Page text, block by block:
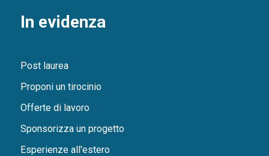
In evidenza
Post laurea
Proponi un tirocinio
Offerte di lavoro
Sponsorizza un progetto
Esperienze all'estero